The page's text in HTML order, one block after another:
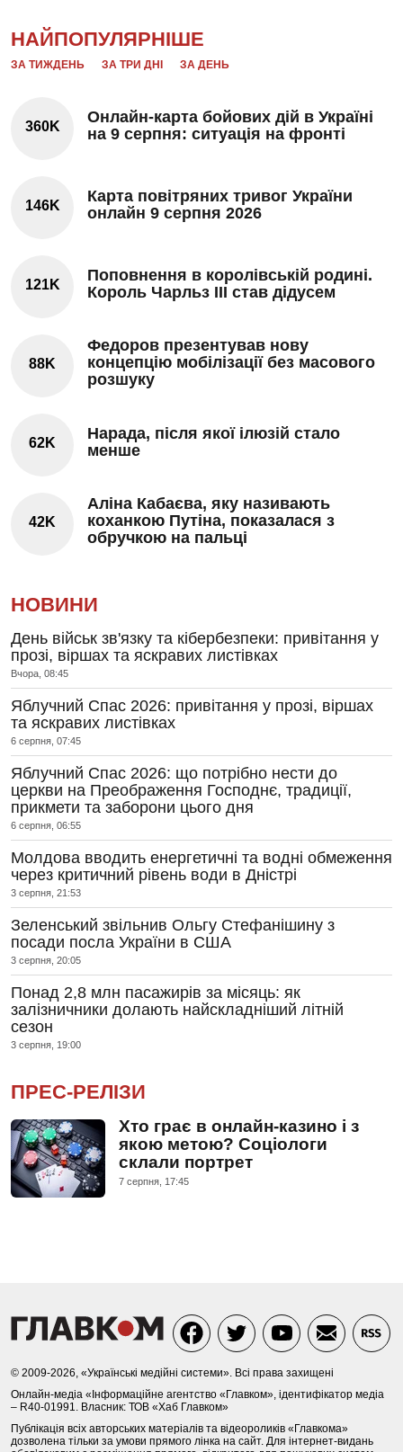
НАЙПОПУЛЯРНІШЕ
ЗА ТИЖДЕНЬ ЗА ТРИ ДНІ ЗА ДЕНЬ
360K
Онлайн-карта бойових дій в Україні
на 9 серпня: ситуація на фронті
146K
Карта повітряних тривог України
онлайн 9 серпня 2026
121K
Поповнення в королівській родині.
Король Чарльз III став дідусем
88K
Федоров презентував нову
концепцію мобілізації без масового
розшуку
62K
Нарада, після якої ілюзій стало
менше
42K
Аліна Кабаєва, яку називають
коханкою Путіна, показалася з
обручкою на пальці
НОВИНИ
День військ зв'язку та кібербезпеки: привітання у
прозі, віршах та яскравих листівках
Вчора, 08:45
Яблучний Спас 2026: привітання у прозі, віршах
та яскравих листівках
6 серпня, 07:45
Яблучний Спас 2026: що потрібно нести до
церкви на Преображення Господнє, традиції,
прикмети та заборони цього дня
6 серпня, 06:55
Молдова вводить енергетичні та водні обмеження
через критичний рівень води в Дністрі
3 серпня, 21:53
Зеленський звільнив Ольгу Стефанішину з
посади посла України в США
3 серпня, 20:05
Понад 2,8 млн пасажирів за місяць: як
залізничники долають найскладніший літній
сезон
3 серпня, 19:00
ПРЕС-РЕЛІЗИ
Хто грає в онлайн-казино і з
якою метою? Соціологи
склали портрет
7 серпня, 17:45
© 2009-2026, «Українські медійні системи». Всі права захищені
Онлайн-медіа «Інформаційне агентство «Главком», ідентифікатор медіа
– R40-01991. Власник: ТОВ «Хаб Главком»
Публікація всіх авторських матеріалів та відеороликів «Главкома»
дозволена тільки за умови прямого лінка на сайт. Для інтернет-видань